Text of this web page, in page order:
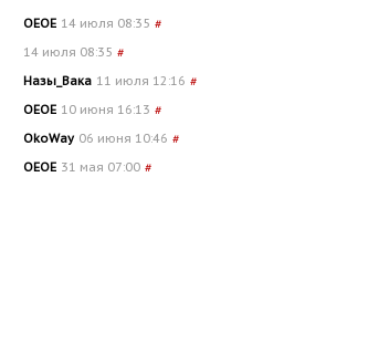
OEOE 14 июля 08:35 #
14 июля 08:35 #
Назы_Вака 11 июля 12:16 #
OEOE 10 июня 16:13 #
OkoWay 06 июня 10:46 #
OEOE 31 мая 07:00 #